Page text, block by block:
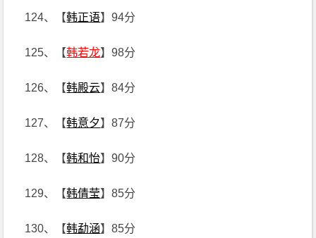
124、【韩正语】94分
125、【韩若龙】98分
126、【韩殿云】84分
127、【韩意夕】87分
128、【韩和怡】90分
129、【韩倩莹】85分
130、【韩勐涵】85分